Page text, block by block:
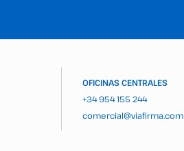
OFICINAS CENTRALES
+34 954 155 244
comercial@viafirma.com